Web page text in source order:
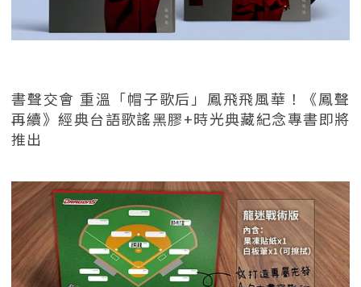
書聲交會 重溫「帽子歌后」鳳飛飛風華！《鳳聲
再續》經典台語歌謠黑膠+時光典藏紀念專書即將
推出